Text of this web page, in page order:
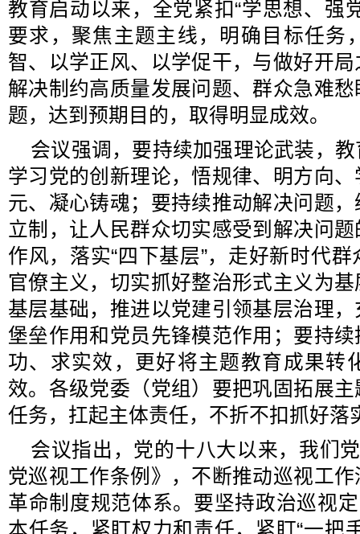
教育启动以来，全党紧扣“学思想、强
要求，聚焦主题主线，明确目标任务
智、以学正风、以学促干，与做好开
解决制约高质量发展问题、群众急难
题，达到预期目的，取得明显成效。
会议强调，要持续加强理论武装，
学习党的创新理论，悟规律、明方向
元、凝心铸魂；要持续推动解决问题
立制，让人民群众切实感受到解决问
作风，落实“四下基层”，走好新时代
官僚主义，切实抓好整治形式主义为
基层基础，推进以党建引领基层治理
堡垒作用和党员先锋模范作用；要持
功、求实效，更好将主题教育成果转
效。各级党委（党组）要把巩固拓展
任务，扛起主体责任，不折不扣抓好落
会议指出，党的十八大以来，我们
党巡视工作条例》，不断推动巡视工
革命制度规范体系。要坚持政治巡视
本任务，紧盯权力和责任，紧盯“一把